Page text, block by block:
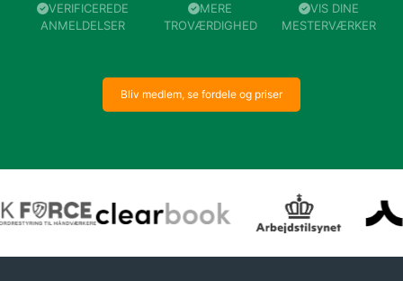
VERIFICEREDE
ANMELDELSER
MERE
TROVÆRDIGHED
VIS DINE
MESTERVÆRKER
Bliv medlem, se fordele og priser